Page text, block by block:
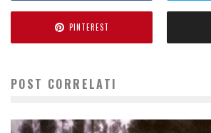
PINTEREST
POST CORRELATI